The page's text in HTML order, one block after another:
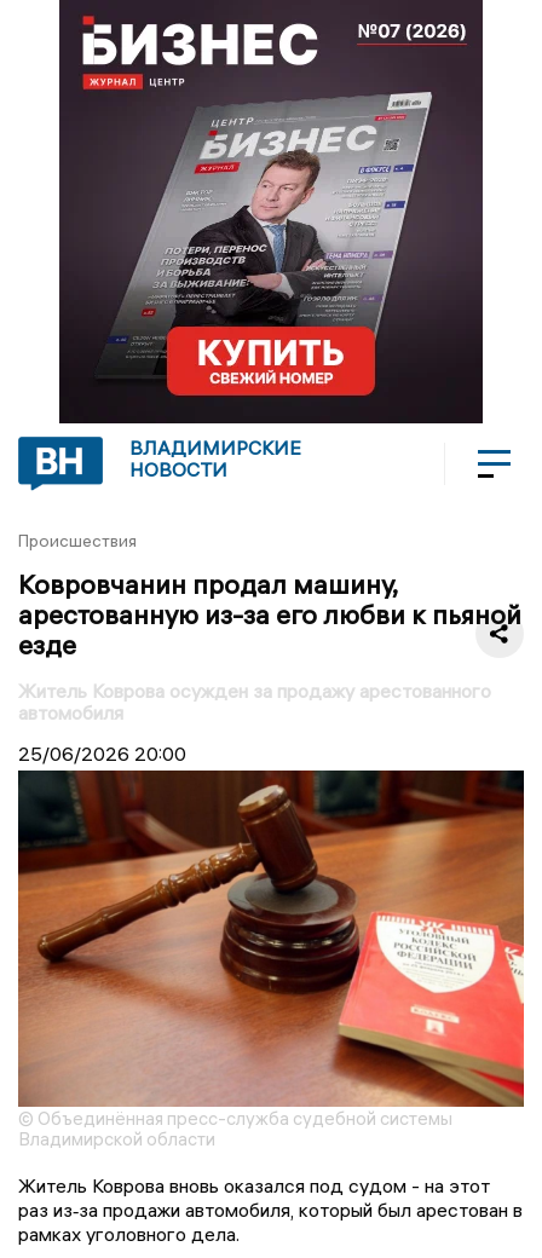
ВЛАДИМИРСКИЕ
НОВОСТИ
Происшествия
Ковровчанин продал машину,
арестованную из-за его любви к пьяной
езде
Житель Коврова осужден за продажу арестованного
автомобиля
25/06/2026 20:00
© Объединённая пресс-служба судебной системы
Владимирской области
Житель Коврова вновь оказался под судом - на этот
раз из‑за продажи автомобиля, который был арестован в
рамках уголовного дела.